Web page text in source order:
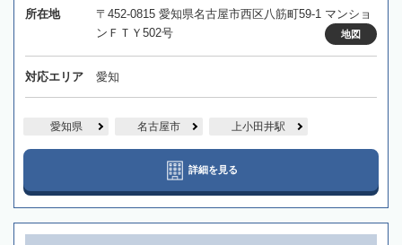
所在地
〒452-0815 愛知県名古屋市西区八筋町59-1 マンショ
ンＦＴＹ502号
地図
対応エリア 愛知
愛知県 名古屋市 上小田井駅
詳細を見る